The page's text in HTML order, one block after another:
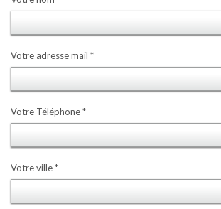
Votre adresse mail *
Votre Téléphone *
Votre ville *